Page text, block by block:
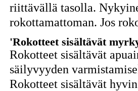
riittävällä tasolla.
rokottamattoman. Jos
'Rokotteet sisältävät
Rokotteet sisältävät
säilyvyyden
Rokotteet sisältävät